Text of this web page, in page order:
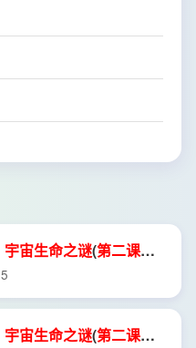
宇宙生命之谜(第二课时
.
宇宙生命之谜(第二课时